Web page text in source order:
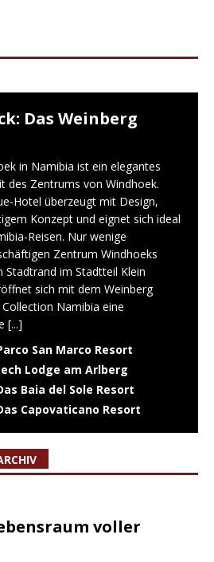
Das Weinberg
in Namibia ist ein elegantes
des Zentrums von Windhoek.
Hotel überzeugt mit Design,
Konzept und eignet sich ideal
Reisen. Nur wenige
Zentrum Windhoeks
im Stadtteil Klein
sich mit dem Weinberg
Namibia eine
[...]
San Marco Resort
Lodge am Arlberg
Baia del Sole Resort
Capovaticano Resort
voller